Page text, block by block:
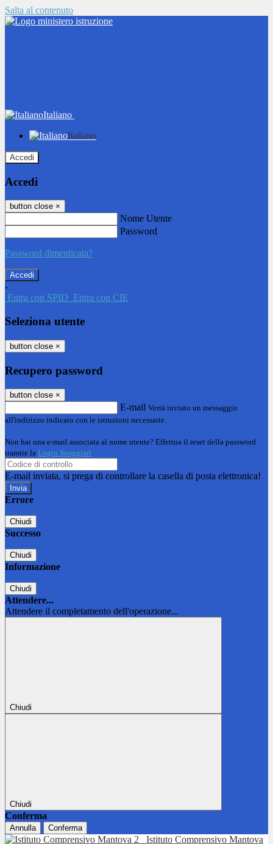
Salta al contenuto
Italiano
Italiano
Accedi
Accedi
button close ×
Nome Utente
Password
Password dimenticata?
-
Entra con SPID Entra con CIE
Seleziona utente
button close ×
Recupero password
button close ×
E-mail Verrà inviato un messaggio
all'indirizzo indicato con le istruzioni necessarie.
Non hai una e-mail associata al nome utente? Effettua il reset della password
tramite la Login Spaggiari
E-mail inviata, si prega di controllare la casella di posta elettronica!
Errore
Chiudi
Successo
Chiudi
Informazione
Chiudi
Attendere...
Attendere il completamento dell'operazione...
Chiudi
Chiudi
Conferma
Annulla Conferma
Istituto Comprensivo Mantova